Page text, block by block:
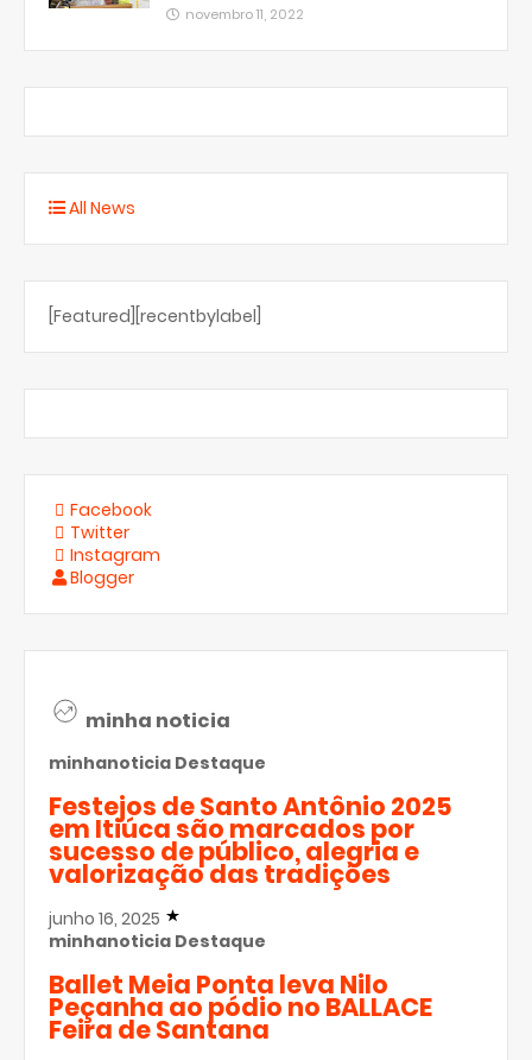
novembro 11, 2022
All News
[Featured][recentbylabel]
Facebook
Twitter
Instagram
Blogger
minha noticia
minhanoticia Destaque
Festejos de Santo Antônio 2025
em Itiúca são marcados por
sucesso de público, alegria e
valorização das tradições
junho 16, 2025
minhanoticia Destaque
Ballet Meia Ponta leva Nilo
Peçanha ao pódio no BALLACE
Feira de Santana